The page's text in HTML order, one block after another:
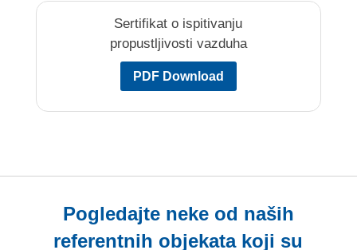
Sertifikat o ispitivanju
propustljivosti vazduha
PDF Download
Pogledajte neke od naših
referentnih objekata koji su